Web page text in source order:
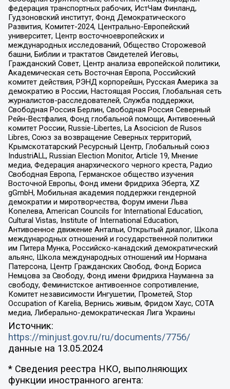
федерация транспортных рабочих, ИстЧам Финланд,
Гудзоновский институт, Фонд Демократического
Развития, Комитет-2024, Центрально-Европейский
университет, Центр восточноевропейских и
международных исследований, Общество Сторожевой
башни, Библии и трактатов Свидетелей Иеговы,
Гражданский Совет, Центр анализа европейской политики,
Академическая сеть Восточная Европа, Российский
комитет действия, РЭНД корпорейшн, Русская Америка за
демократию в России, Настоящая Россия, Глобальная сеть
журналистов-расследователей, Служба поддержки,
Свободная Россия Берлин, Свободная Россия Северный
Рейн-Вестфалия, Фонд глобальной помощи, Антивоенный
комитет России, Russie-Libertes, La Asocicion de Rusos
Libres, Союз за возвращение Северных территорий,
Крымскотатарский Ресурсный Центр, Глобальный союз
IndustriALL, Russian Election Monitor, Article 19, Мнение
медиа, Федерация анархического черного креста, Радио
Свободная Европа, Германское общество изучения
Восточной Европы, Фонд имени Фридриха Эберта, XZ
gGmbH, Мобильная академия поддержки гендерной
демократии и миротворчества, Форум имени Льва
Копелева, American Councils for International Education,
Cultural Vistas, Institute of International Education,
Антивоенное движение Антальи, Открытый диалог, Школа
международных отношений и государственной политики
им Питера Мунка, Российско-канадский демократический
альянс, Школа международных отношений им Нормана
Патерсона, Центр Гражданских Свобод, Фонд Бориса
Немцова за Свободу, Фонд имени Фридриха Науманна за
свободу, Феминистское антивоенное сопротивление,
Комитет независимости Ингушетии, Прометей, Stop
Occupation of Karelia, Вернись живым, Фридом Хаус, СОТА
медиа, Либерально-демократическая Лига Украины
Источник:
https://minjust.gov.ru/ru/documents/7756/
данные на 13.05.2024
* Сведения реестра НКО, выполняющих
функции иностранного агента: